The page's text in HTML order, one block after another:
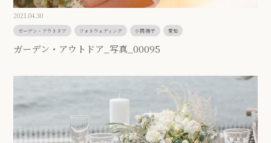
2021.04.30
ガーデン・アウトドア フォトウェディング 小関 陽子 愛知
ガーデン・アウトドア_写真_00095